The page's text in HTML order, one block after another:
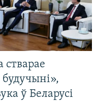
ў Беларусі